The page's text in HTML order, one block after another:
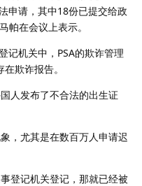
申请，其中18份已提交给政
帕在会议上表示。
记机关中，PSA的欺诈管理
欺诈报告。
人发布了不合法的出生证
，尤其是在数百万人申请迟
登记机关登记，那就已经被